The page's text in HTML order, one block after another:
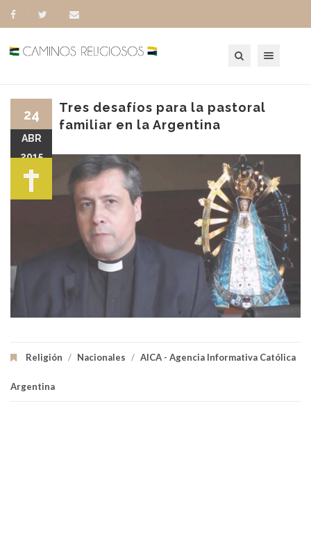
Tres desafíos para la pastoral
familiar en la Argentina
Religión / Nacionales / AICA - Agencia Informativa Católica
Argentina
24
ABR
2015